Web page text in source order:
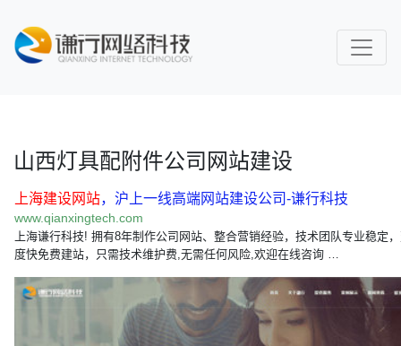
山西灯具配附件公司网站建设
上海建设网站，沪上一线高端网站建设公司-谦行科技
www.qianxingtech.com
上海谦行科技! 拥有8年制作公司网站、整合营销经验，技术团队专业稳定
度快免费建站，只需技术维护费,无需任何风险,欢迎在线咨询 …